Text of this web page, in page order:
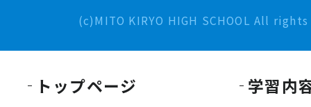
(c)MITO KIRYO HIGH SCHOOL All
トップページ
学習内